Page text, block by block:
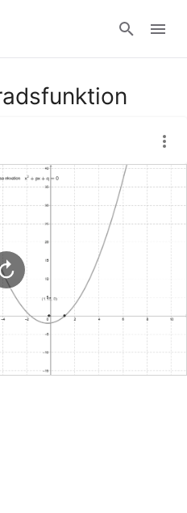
lektioner
lektioner
in